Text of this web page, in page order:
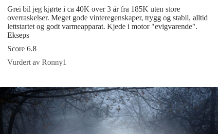
Grei bil jeg kjørte i ca 40K over 3 år fra 185K uten store
overraskelser. Meget gode vinteregenskaper, trygg og stabil, alltid
lettstartet og godt varmeapparat. Kjede i motor "evigvarende".
Ekseps
Score 6.8
Vurdert av Ronny1